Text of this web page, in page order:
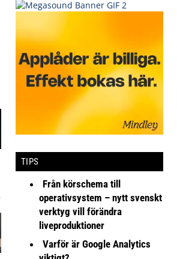
TIPS
Från körschema till
operativsystem – nytt svenskt
verktyg vill förändra
liveproduktioner
Varför är Google Analytics